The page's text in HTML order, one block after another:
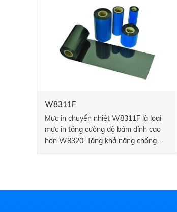
W8311F
Mực in chuyển nhiệt W8311F là loại
mực in tăng cường độ bám dính cao
hơn W8320. Tăng khả năng chống